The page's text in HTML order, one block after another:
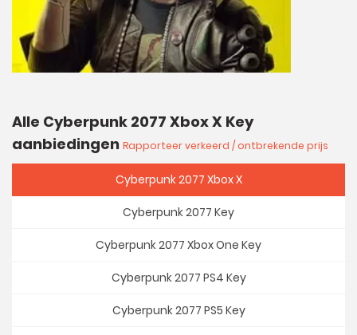
Alle Cyberpunk 2077 Xbox X Key
aanbiedingen Rapporteer verkeerd / ontbrekende prijs
Cyberpunk 2077 Xbox X
Cyberpunk 2077 Key
Cyberpunk 2077 Xbox One Key
Cyberpunk 2077 PS4 Key
Cyberpunk 2077 PS5 Key